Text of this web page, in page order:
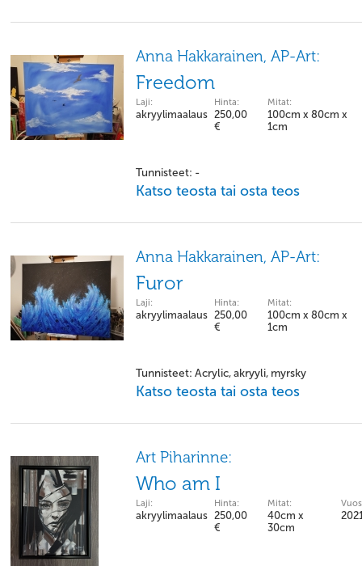
Anna Hakkarainen, AP-Art:
Freedom
Laji:
akryylimaalaus
Hinta:
250,00
€
Mitat:
100cm x 80cm x
1cm
Tunnisteet: -
Katso teosta tai osta teos
Anna Hakkarainen, AP-Art:
Furor
Laji:
akryylimaalaus
Hinta:
250,00
€
Mitat:
100cm x 80cm x
1cm
Tunnisteet: Acrylic, akryyli, myrsky
Katso teosta tai osta teos
Art Piharinne:
Who am I
Laji:
akryylimaalaus
Hinta:
250,00
€
Mitat:
40cm x
30cm